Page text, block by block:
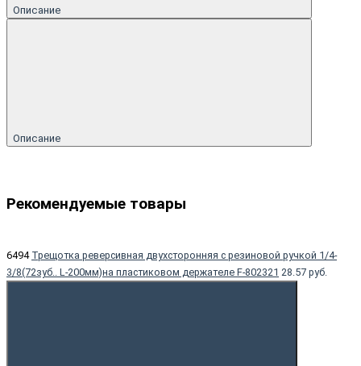
Описание
Описание
Рекомендуемые товары
6494 Трещотка реверсивная двухсторонняя с резиновой ручкой 1/4-
3/8(72зуб.. L-200мм)на пластиковом держателе F-802321 28.57 руб.